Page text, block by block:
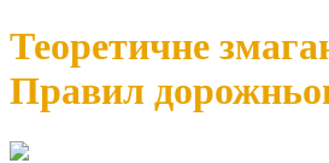
Теоретичне
Правил